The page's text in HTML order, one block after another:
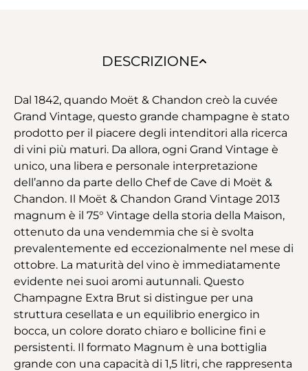
DESCRIZIONE
Dal 1842, quando Moët & Chandon creò la cuvée
Grand Vintage, questo grande champagne è stato
prodotto per il piacere degli intenditori alla ricerca
di vini più maturi. Da allora, ogni Grand Vintage è
unico, una libera e personale interpretazione
dell’anno da parte dello Chef de Cave di Moët &
Chandon. Il Moët & Chandon Grand Vintage 2013
magnum è il 75° Vintage della storia della Maison,
ottenuto da una vendemmia che si è svolta
prevalentemente ed eccezionalmente nel mese di
ottobre. La maturità del vino è immediatamente
evidente nei suoi aromi autunnali. Questo
Champagne Extra Brut si distingue per una
struttura cesellata e un equilibrio energico in
bocca, un colore dorato chiaro e bollicine fini e
persistenti. Il formato Magnum è una bottiglia
grande con una capacità di 1,5 litri, che rappresenta